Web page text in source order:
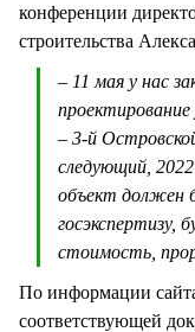
конференции
строительства
– 11 мая у нас
проектирование
– 3-й
следующий,
объект должен
госэкспертизу,
стоимость,
По информации
соответствующей